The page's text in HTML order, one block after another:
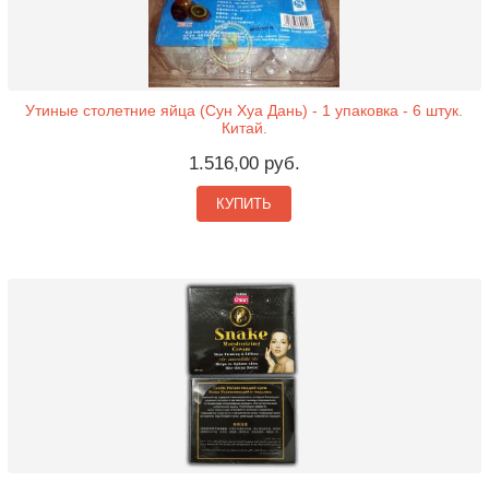
Утиные столетние яйца (Сун Хуа Дань) - 1 упаковка - 6 штук.
Китай.
1.516,00 руб.
КУПИТЬ